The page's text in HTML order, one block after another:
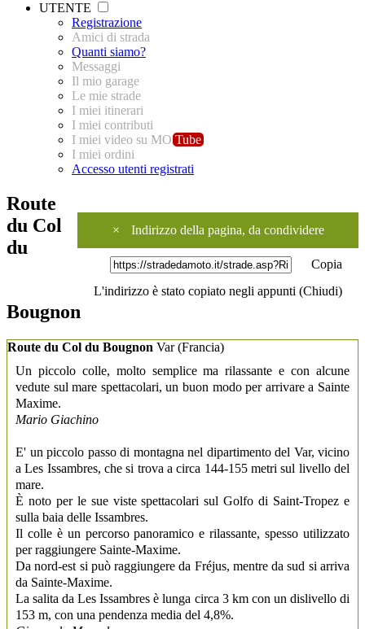
UTENTE
Registrazione
Amici di strada
Quanti siamo?
Messaggi
Il mio garage
Le mie strade
I miei itinerari
I miei contributi
I miei video su MO Tube
I miei ordini
Accesso utenti registrati
× Indirizzo della pagina, da condividere
Copia
L'indirizzo è stato copiato negli appunti (Chiudi)
Route
du Col
du
Bougnon
Route du Col du Bougnon Var(Francia)
Un piccolo colle, molto semplice ma rilassante e con alcune
vedute sul mare spettacolari, un buon modo per arrivare a Sainte
Maxime.
Mario Giachino
E' un piccolo passo di montagna nel dipartimento del Var, vicino
a Les Issambres, che si trova a circa 144-155 metri sul livello del
mare.
È noto per le sue viste spettacolari sul Golfo di Saint-Tropez e
sulla baia delle Issambres.
Il colle è un percorso panoramico e rilassante, spesso utilizzato
per raggiungere Sainte-Maxime.
Da nord-est si può raggiungere da Fréjus, mentre da sud si arriva
da Sainte-Maxime.
La salita da Les Issambres è lunga circa 3 km con un dislivello di
153 m, con una pendenza media del 4,8%.